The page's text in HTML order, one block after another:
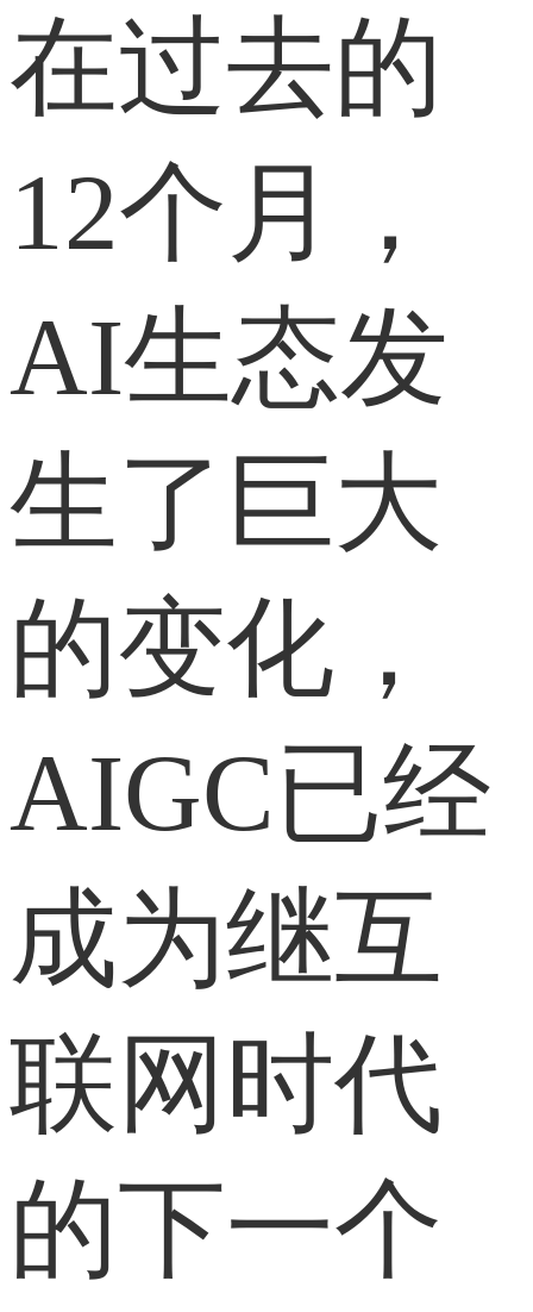
在过去的
12个月，
AI生态发
生了巨大
的变化，
AIGC已经
成为继互
联网时代
的下一个